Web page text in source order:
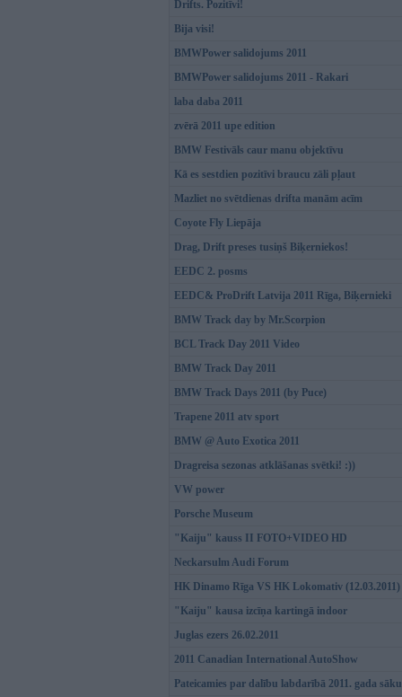
Drifts. Pozitīvi!
Bija visi!
BMWPower salidojums 2011
BMWPower salidojums 2011 - Rakari
laba daba 2011
zvērā 2011 upe edition
BMW Festivāls caur manu objektīvu
Kā es sestdien pozitīvi braucu zāli pļaut
Mazliet no svētdienas drifta manām acīm
Coyote Fly Liepāja
Drag, Drift preses tusiņš Biķerniekos!
EEDC 2. posms
EEDC& ProDrift Latvija 2011 Rīga, Biķernieki
BMW Track day by Mr.Scorpion
BCL Track Day 2011 Video
BMW Track Day 2011
BMW Track Days 2011 (by Puce)
Trapene 2011 atv sport
BMW @ Auto Exotica 2011
Dragreisa sezonas atklāšanas svētki! :))
VW power
Porsche Museum
"Kaiju" kauss II FOTO+VIDEO HD
Neckarsulm Audi Forum
HK Dinamo Rīga VS HK Lokomativ (12.03.2011)
"Kaiju" kausa izcīņa kartingā indoor
Juglas ezers 26.02.2011
2011 Canadian International AutoShow
Pateicamies par dalību labdarībā 2011. gada